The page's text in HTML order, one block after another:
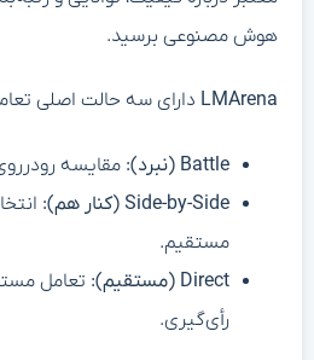
هوش مصنوعی برسید.
LMArena دارای سه حالت اصلی
Battle (نبرد):
مقایسه
Side-by-Side (کنار هم):
مستقیم.
Direct (مستقیم):
تعامل
رأی‌گیری.